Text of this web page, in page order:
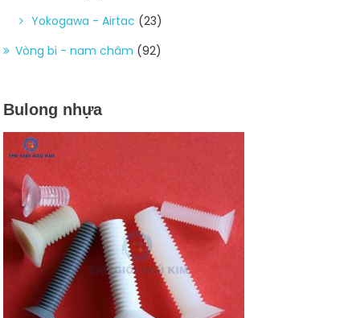
Yokogawa - Airtac (23)
Vòng bi - nam châm (92)
Bulong nhựa